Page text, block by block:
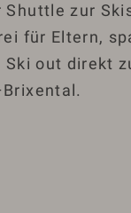
Shuttle zur
für Eltern,
Ski out direkt